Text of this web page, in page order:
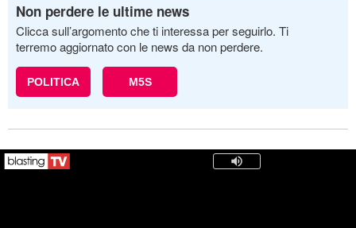
Non perdere le ultime news
Clicca sull’argomento che ti interessa per seguirlo. Ti
terremo aggiornato con le news da non perdere.
POLITICA M5S